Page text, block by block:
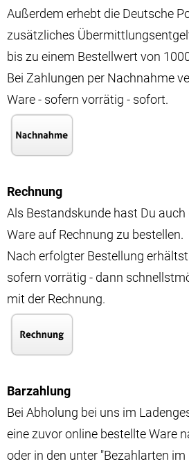
Außerdem erhebt die Deutsche
zusätzliches
bis zu einem Bestellwert von
Bei Zahlungen per Nachnahme
Ware - sofern vorrätig - sofort.
Rechnung
Als Bestandskunde hast Du
Ware auf Rechnung zu bestellen.
Nach erfolgter Bestellung
sofern vorrätig - dann
mit der Rechnung.
Barzahlung
Bei Abholung bei uns im
eine zuvor online bestellte Ware
oder in den unter "Bezahlarten